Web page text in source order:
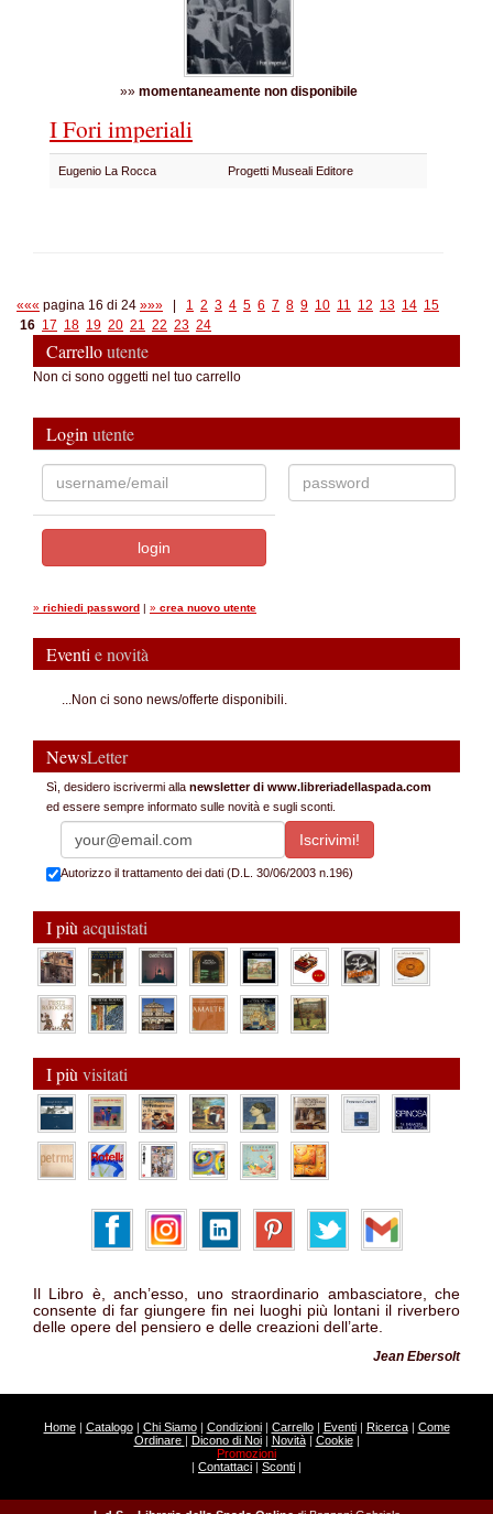
»» momentaneamente non disponibile
I Fori imperiali
Eugenio La Rocca Progetti Museali Editore
««« pagina 16 di 24 »»» 1 2 3 4 5 6 7 8 9 10 11 12 13 14 15
16 17 18 19 20 21 22 23 24
Carrelloutente
Non ci sono oggetti nel tuo carrello
Login utente
» richiedi password | » crea nuovo utente
Eventi e novità
...Non ci sono news/offerte disponibili.
NewsLetter
Sì, desidero iscrivermi alla newsletter di www.libreriadellaspada.com
ed essere sempre informato sulle novità e sugli sconti.
Autorizzo il trattamento dei dati (D.L. 30/06/2003 n.196)
I più acquistati
I più visitati
Il Libro è, anch’esso, uno straordinario ambasciatore, che
consente di far giungere fin nei luoghi più lontani il riverbero
delle opere del pensiero e delle creazioni dell’arte.
Jean Ebersolt
Home| Catalogo| Chi Siamo| Condizioni| Carrello| Eventi| Ricerca| Come
Ordinare | Dicono di Noi| Novità| Cookie|
Promozioni
| Contattaci | Sconti |